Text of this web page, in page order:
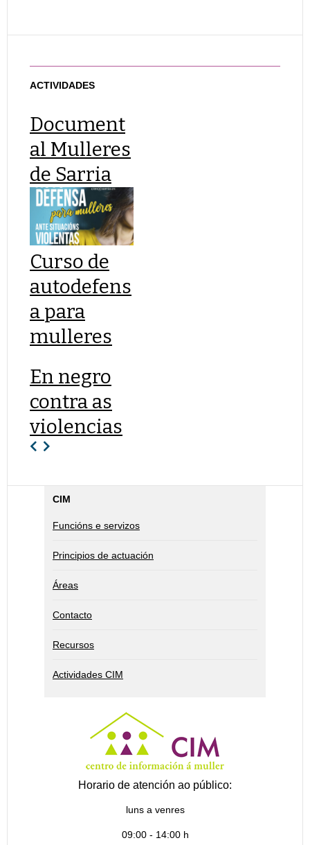
ACTIVIDADES
Document
al Mulleres
de Sarria
Curso de
autodefens
a para
mulleres
En negro
contra as
violencias
CIM
Funcións e servizos
Principios de actuación
Áreas
Contacto
Recursos
Actividades CIM
Horario de atención ao público:
luns a venres
09:00 - 14:00 h